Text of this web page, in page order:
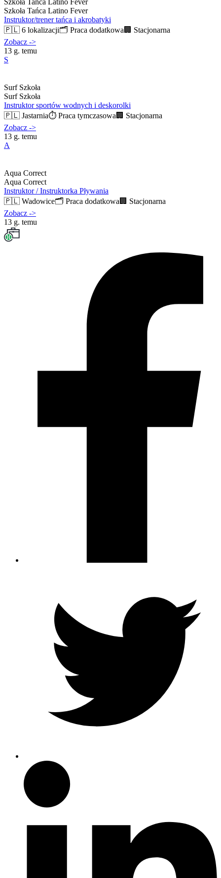
Szkoła Tańca Latino Fever
Instruktor/trener tańca i akrobatyki
🇵🇱 6 lokalizacji🗂️ Praca dodatkowa 🏢 Stacjonarna
Zobacz ->
13 g. temu
S
Surf Szkoła
Surf Szkoła
Instruktor sportów wodnych i deskorolki
🇵🇱 Jastarnia⏱️ Praca tymczasowa 🏢 Stacjonarna
Zobacz ->
13 g. temu
A
Aqua Correct
Aqua Correct
Instruktor / Instruktorka Pływania
🇵🇱 Wadowice🗂️ Praca dodatkowa 🏢 Stacjonarna
Zobacz ->
13 g. temu